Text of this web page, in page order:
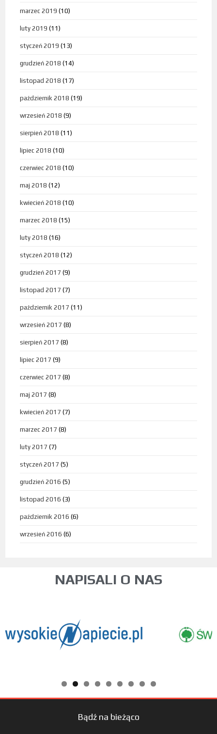
marzec 2019 (10)
luty 2019 (11)
styczeń 2019 (13)
grudzień 2018 (14)
listopad 2018 (17)
październik 2018 (19)
wrzesień 2018 (9)
sierpień 2018 (11)
lipiec 2018 (10)
czerwiec 2018 (10)
maj 2018 (12)
kwiecień 2018 (10)
marzec 2018 (15)
luty 2018 (16)
styczeń 2018 (12)
grudzień 2017 (9)
listopad 2017 (7)
październik 2017 (11)
wrzesień 2017 (8)
sierpień 2017 (8)
lipiec 2017 (9)
czerwiec 2017 (8)
maj 2017 (8)
kwiecień 2017 (7)
marzec 2017 (8)
luty 2017 (7)
styczeń 2017 (5)
grudzień 2016 (5)
listopad 2016 (3)
październik 2016 (6)
wrzesień 2016 (6)
NAPISALI O NAS
Bądź na bieżąco